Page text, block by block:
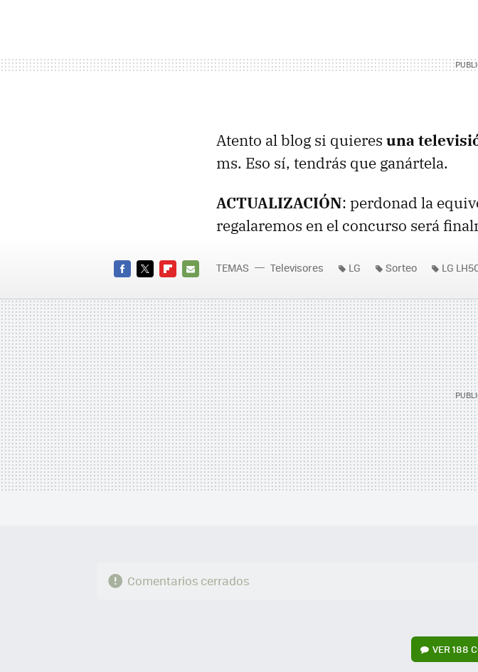
Atento al blog si quieres una
ms. Eso sí, tendrás que ganártela.
ACTUALIZACIÓN: perdonad la
regalaremos en el concurso será
MAIL
TEMAS Televisores LG Sorteo LG
Comentarios cerrados
VER188